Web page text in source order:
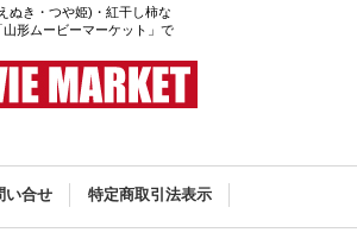
ぬき・つや姫)・紅干し柿な
形ムービーマーケット」で
い合せ 特定商取引法表示